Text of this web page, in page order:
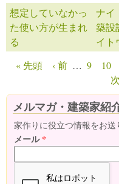
想定していなかっ
た使い方が生まれ
る
ナイ
築設
イト
ページ
« 先頭 ‹ 前 … 9 10
メルマガ・建築家紹
家作りに役立つ情報をお送
メール*